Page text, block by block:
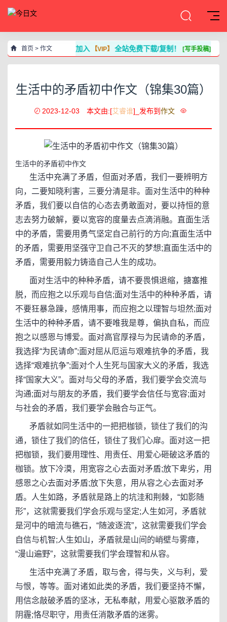
首页 > 作文 加入 【VIP】全站免费下载/复制！[写手投稿]
生活中的矛盾初中作文（锦集30篇）
2023-12-03 本文由:[艾睿谁]_发布到 作文
生活中的矛盾初中作文
生活中充满了矛盾，但面对矛盾，我们一要辨明方
向，二要知晓利害，三要分清是非。面对生活中的种种
矛盾，我们要以自信的心态去勇敢面对，要以持恒的意
志去努力破解，要以宽容的度量去点滴消融。直面生活
中的矛盾，需要用勇气坚定自己前行的方向;直面生活中
的矛盾，需要用坚强守卫自己不灭的梦想;直面生活中的
矛盾，需要用毅力铸造自己人生的成功。
面对生活中的种种矛盾，请不要畏惧退缩，搪塞推
脱，而应抱之以乐观与自信;面对生活中的种种矛盾，请
不要狂暴急躁，感情用事，而应抱之以理智与坦然;面对
生活中的种种矛盾，请不要唯我是尊，偏执自私，而应
抱之以感恩与博爱。面对高官厚禄与为民请命的矛盾，
我选择“为民请命”;面对屈从厄运与艰难抗争的矛盾，我
选择“艰难抗争”;面对个人生死与国家大义的矛盾，我选
择“国家大义”。面对与父母的矛盾，我们要学会交流与
沟通;面对与朋友的矛盾，我们要学会信任与宽容;面对
与社会的矛盾，我们要学会融合与正气。
矛盾就如同生活中的一把把枷锁，锁住了我们的沟
通，锁住了我们的信任，锁住了我们心扉。面对这一把
把枷锁，我们要用理性、用责任、用爱心砸破这矛盾的
枷锁。放下冷漠，用宽容之心去面对矛盾;放下卑劣，用
感恩之心去面对矛盾;放下失意，用从容之心去面对矛
盾。人生如路，矛盾就是路上的坑洼和荆棘，“如影随
形”，这就需要我们学会乐观与坚定;人生如河，矛盾就
是河中的暗流与礁石，“随波逐流”，这就需要我们学会
自信与机智;人生如山，矛盾就是山间的峭壁与雾瘴，
“漫山遍野”，这就需要我们学会理智和从容。
生活中充满了矛盾，取与舍，得与失，义与利，爱
与恨，等等。面对诸如此类的矛盾，我们要坚持不懈，
用信念敲破矛盾的坚冰，无私奉献，用爱心驱散矛盾的
阴霾;恪尽职守，用责任消散矛盾的迷雾。